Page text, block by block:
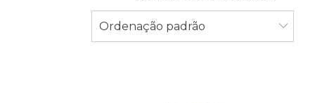
Ordenação padrão